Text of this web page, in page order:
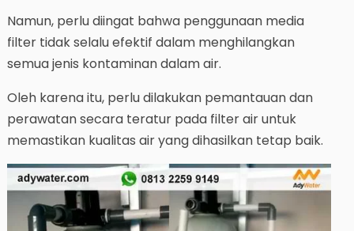
Namun, perlu diingat bahwa penggunaan media
filter tidak selalu efektif dalam menghilangkan
semua jenis kontaminan dalam air.
Oleh karena itu, perlu dilakukan pemantauan dan
perawatan secara teratur pada filter air untuk
memastikan kualitas air yang dihasilkan tetap baik.